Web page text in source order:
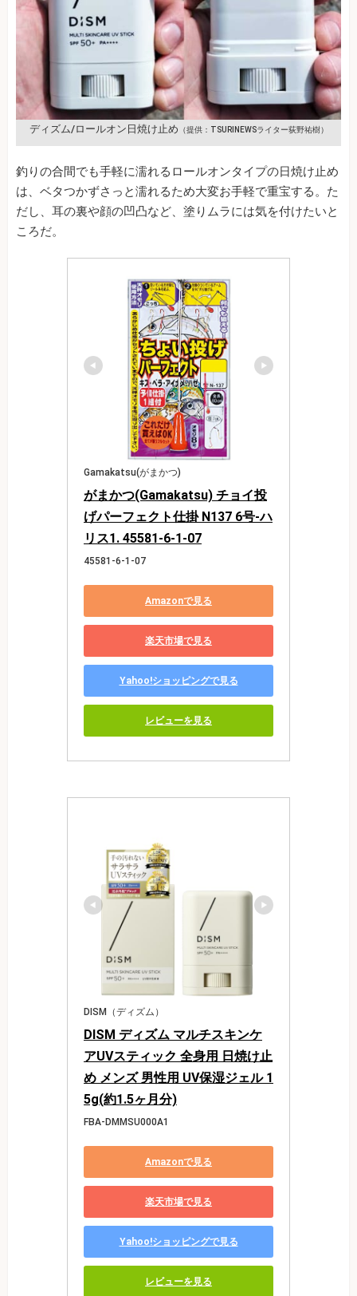
ディズム/ロールオン日焼け止め （提供：TSURINEWSライター荻野祐樹）
釣りの合間でも手軽に濡れるロールオンタイプの日焼け止め
は、ベタつかずさっと濡れるため大変お手軽で重宝する。た
だし、耳の裏や顔の凹凸など、塗りムラには気を付けたいと
ころだ。
Gamakatsu(がまかつ)
がまかつ(Gamakatsu) チョイ投
げパーフェクト仕掛 N137 6号-ハ
リス1. 45581-6-1-07
45581-6-1-07
Amazonで見る
楽天市場で見る
Yahoo!ショッピングで見る
レビューを見る
DISM（ディズム）
DISM ディズム マルチスキンケ
アUVスティック 全身用 日焼け止
め メンズ 男性用 UV保湿ジェル 1
5g(約1.5ヶ月分)
FBA-DMMSU000A1
Amazonで見る
楽天市場で見る
Yahoo!ショッピングで見る
レビューを見る